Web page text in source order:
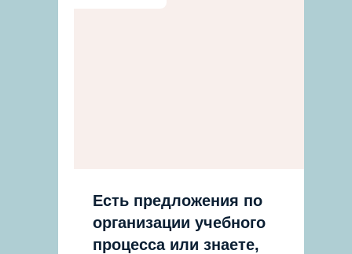
Есть предложения по
организации учебного
процесса или знаете,